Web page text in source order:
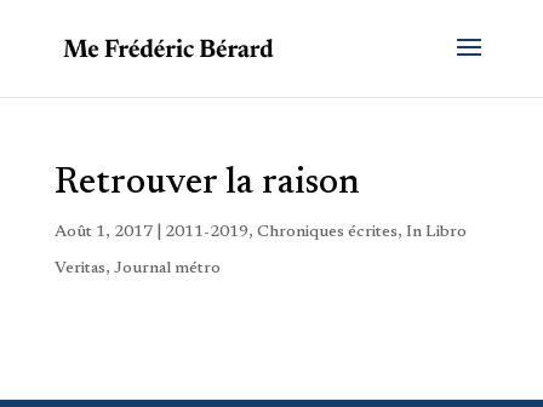
Retrouver la raison
Août 1, 2017| 2011-2019, Chroniques écrites, In Libro
Veritas, Journal métro